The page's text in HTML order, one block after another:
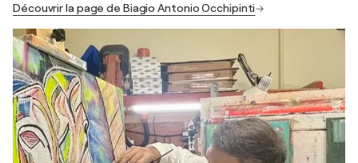
Découvrir la page de Biagio Antonio Occhipinti